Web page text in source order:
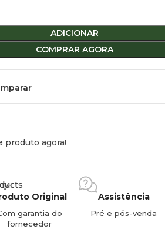
/ Fiat Talento
7,3 kg
Porta traseira esquerda (geralmente)
ADICIONAR
COMPRAR AGORA
produto agora!
Original
garantia do
fornecedor
Assistência
Pré e pós-venda